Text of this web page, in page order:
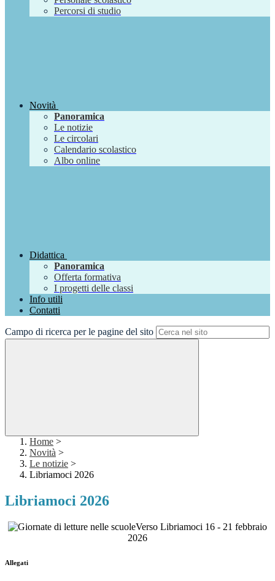
Percorsi di studio
Novità
Panoramica
Le notizie
Le circolari
Calendario scolastico
Albo online
Didattica
Panoramica
Offerta formativa
I progetti delle classi
Info utili
Contatti
Campo di ricerca per le pagine del sito
Home >
Novità >
Le notizie >
Libriamoci 2026
Libriamoci 2026
Verso Libriamoci 16 - 21 febbraio
2026
Allegati